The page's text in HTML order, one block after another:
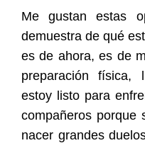
Me gustan estas
demuestra de qué
es de ahora, es de
preparación física,
estoy listo para
compañeros porque
nacer grandes